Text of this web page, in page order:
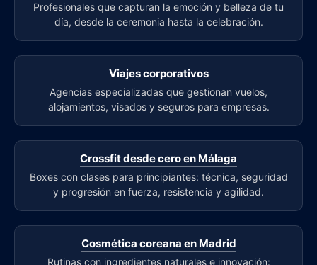
Profesionales que capturan la emoción y belleza de tu
día, desde la ceremonia hasta la celebración.
Viajes corporativos
Agencias especializadas que gestionan vuelos,
alojamientos, visados y seguros para empresas.
Crossfit desde cero en Málaga
Boxes con clases para principiantes: técnica, seguridad
y progresión en fuerza, resistencia y agilidad.
Cosmética coreana en Madrid
Rutinas con ingredientes naturales e innovación: